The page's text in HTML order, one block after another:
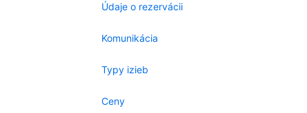
Údaje o rezervácii
Komunikácia
Typy izieb
Ceny